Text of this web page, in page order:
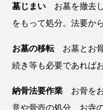
墓じまい お墓を撤去
をもって処分。法要か
お墓の移転お墓とお骨
続き等も必要であれば
納骨法要作業 お骨を
意や骨壺の処分、お寺